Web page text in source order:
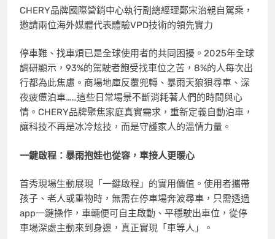
CHERY品牌國際營銷中心執行副總經理鄭宋治親自駕乘，
邀請兩位海外媒體代表體驗VPD技術的領先實力
停車難、找車煩已是全球使用者的共同困擾。2025年全球
調研顯示，93%的駕駛者飽受找車位之苦，8%的人每次出
行都為此焦慮。商場地庫反覆兜轉、暴雨天狼狽尋車、深
夜疲憊泊車……這些日常場景不斷消耗著人們的時間與心
情。CHERY品牌聚焦家庭真實需求，重新定義自動泊車，
讓科技不再是冰冷炫技，而是守護家人的溫情力量。
一鍵啟程：暴雨抱娃也從容，車接人更暖心
首秀現場生動展現「一鍵啟程」的實用價值。使用者攜帶
孩子、老人或重物時，無需在停車場奔波尋車，只需透過
app一鍵操作，車輛便可自主啟動、平穩駛出車位，從停
車場深處主動來到身邊，真正實現「車等人」。